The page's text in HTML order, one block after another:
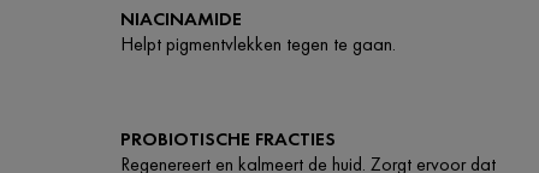
NIACINAMIDE
Helpt pigmentvlekken tegen te gaan.
PROBIOTISCHE FRACTIES
Regenereert en kalmeert de huid. Zorgt ervoor dat